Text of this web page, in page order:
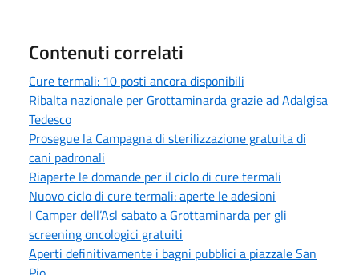
Contenuti correlati
Cure termali: 10 posti ancora disponibili
Ribalta nazionale per Grottaminarda grazie ad Adalgisa
Tedesco
Prosegue la Campagna di sterilizzazione gratuita di
cani padronali
Riaperte le domande per il ciclo di cure termali
Nuovo ciclo di cure termali: aperte le adesioni
I Camper dell’Asl sabato a Grottaminarda per gli
screening oncologici gratuiti
Aperti definitivamente i bagni pubblici a piazzale San